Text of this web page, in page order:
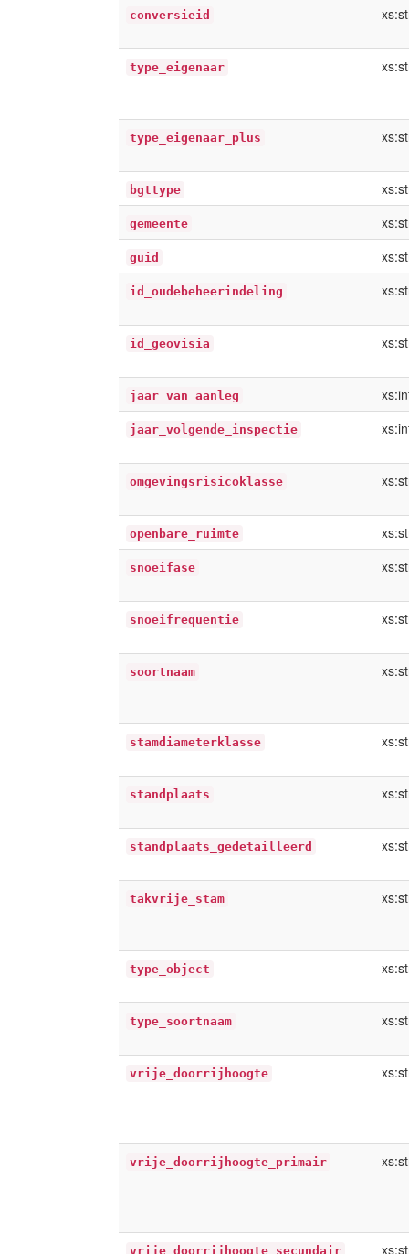
conversieid
type_eigenaar
type_eigenaar_plus
bgttype
gemeente
guid
id_oudebeheerindeling
id_geovisia
jaar_van_aanleg
jaar_volgende_inspectie
omgevingsrisicoklasse
openbare_ruimte
snoeifase
snoeifrequentie
soortnaam
stamdiameterklasse
standplaats
standplaats_gedetailleerd
takvrije_stam
type_object
type_soortnaam
vrije_doorrijhoogte
vrije_doorrijhoogte_primair
vrije_doorrijhoogte_secundair